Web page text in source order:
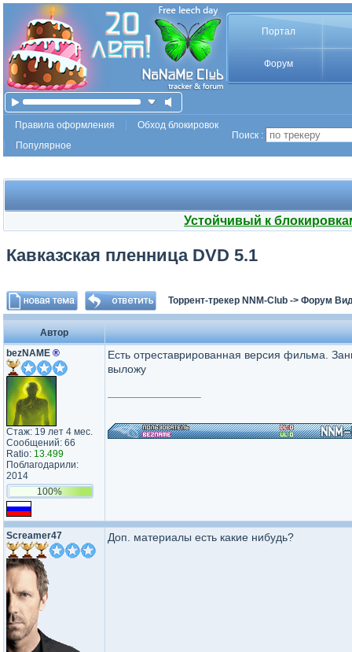
Портал
Форум
Правила оформления
Обход блокировок
Популярное
Поиск :
Устойчивый к
Кавказская пленница DVD 5.1
Торрент-трекер NNM-Club -> Форум
Автор
bezNAME ®
Стаж: 19 лет 4 мес.
Сообщений: 66
Ratio: 13.499
Поблагодарили:
2014
100%
Есть отреставрированная версия фильма.
выложу
Screamer47 Доп. материалы есть какие нибудь?